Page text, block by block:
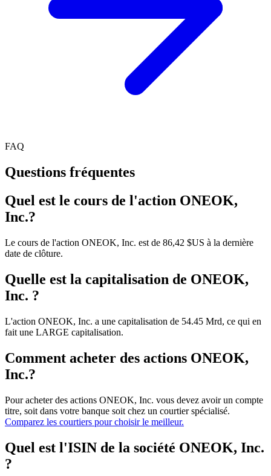
FAQ
Questions fréquentes
Quel est le cours de l'action ONEOK,
Inc.?
Le cours de l'action ONEOK, Inc. est de 86,42 $US à la dernière
date de clôture.
Quelle est la capitalisation de ONEOK,
Inc. ?
L'action ONEOK, Inc. a une capitalisation de 54.45 Mrd, ce qui en
fait une LARGE capitalisation.
Comment acheter des actions ONEOK,
Inc.?
Pour acheter des actions ONEOK, Inc. vous devez avoir un compte
titre, soit dans votre banque soit chez un courtier spécialisé.
Comparez les courtiers pour choisir le meilleur.
Quel est l'ISIN de la société ONEOK, Inc.
?